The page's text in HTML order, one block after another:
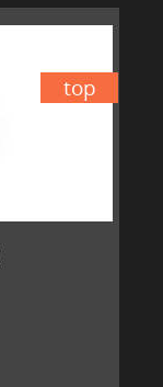
top